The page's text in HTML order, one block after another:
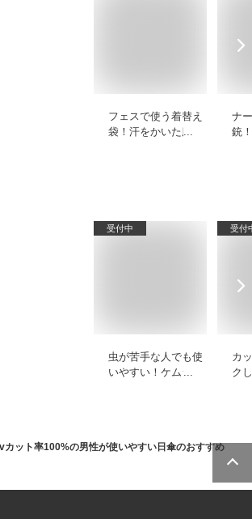
フェスで使う着替え
袋！汗をかいた服を
ナ
銃
受付中
虫が苦手な人でも使
いやすい！ケムシ対
受付
カ
ク
カット率100%の男性が使いやすい日傘のおすすめ